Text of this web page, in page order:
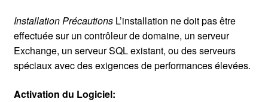
Installation PrécautionsL’installation ne doit pas être
effectuée sur un contrôleur de domaine, un serveur
Exchange, un serveur SQL existant, ou des serveurs
spéciaux avec des exigences de performances élevées.
Activation du Logiciel: